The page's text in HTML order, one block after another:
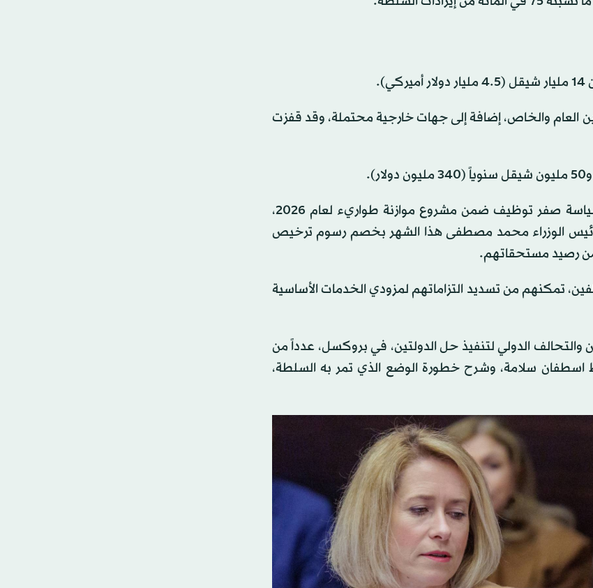
العام والخاص، إضافة إلى جهات خارجية محتملة، وقد قفزت
وفي مواجهة هذا الوضع، قررت الحكومة الفلسطينية اعتماد سياسة صفر توظيف ضمن مشروع موازنة طواريء لعام 2026،
رئيس الوزراء محمد مصطفى هذا الشهر بخصم رسوم ترخيص
تمكنهم من تسديد التزاماتهم لمزودي الخدمات الأساسية
الدولي لتنفيذ حل الدولتين، في بروكسل، عدداً من
اسطفان سلامة، وشرح خطورة الوضع الذي تمر به السلطة،